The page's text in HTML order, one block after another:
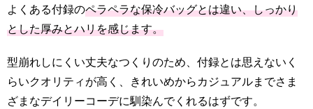
よくある付録のペラペラな保冷バッグとは違い、しっかり
とした厚みとハリを感じます。
型崩れしにくい丈夫なつくりのため、付録とは思えないく
らいクオリティが高く、きれいめからカジュアルまでさま
ざまなデイリーコーデに馴染んでくれるはずです。